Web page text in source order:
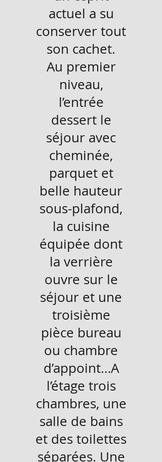
actuel a su
conserver tout
son cachet.
Au premier
niveau,
l’entrée
dessert le
séjour avec
cheminée,
parquet et
belle hauteur
sous-plafond,
la cuisine
équipée dont
la verrière
ouvre sur le
séjour et une
troisième
pièce bureau
ou chambre
d’appoint…A
l’étage trois
chambres, une
salle de bains
et des toilettes
séparées. Une